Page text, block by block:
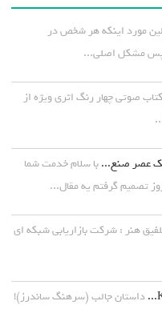
مورد اینکه هر شخص در
کتاب صوتی چهار رنگ اثری ویژه از
سبک عصر صنع... با سلام خدمت شما
تصمیم گرفتم یه مقال...
هنر : شرکت بازاریابی شبکه ای
داستان جالب (سرهنگ ساندرز)!